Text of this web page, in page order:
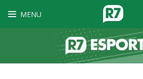
MENU